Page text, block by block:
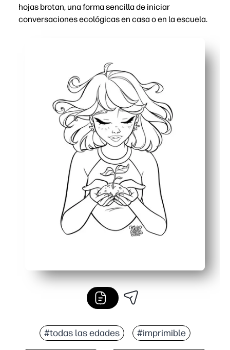
hojas brotan, una forma sencilla de iniciar
conversaciones ecológicas en casa o en la escuela.
Atrae a personas de todas las edades: formas
Diseñado para que fluya en el aula: úselo para
Amplíe el aprendizaje: añada una reflexión rápida en
#todas las edades #imprimible